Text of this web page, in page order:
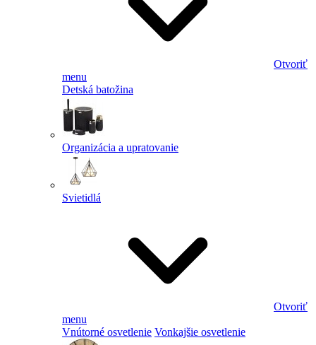
Otvoriť
menu
Detská batožina
Organizácia a upratovanie
Svietidlá
Otvoriť
menu
Vnútorné osvetlenie Vonkajšie osvetlenie